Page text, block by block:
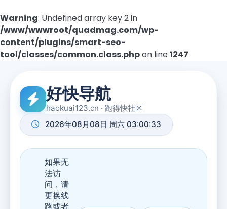
Warning: Undefined array key 2 in
/www/wwwroot/quadmag.com/wp-
content/plugins/smart-seo-
tool/classes/common.class.phpon line1247